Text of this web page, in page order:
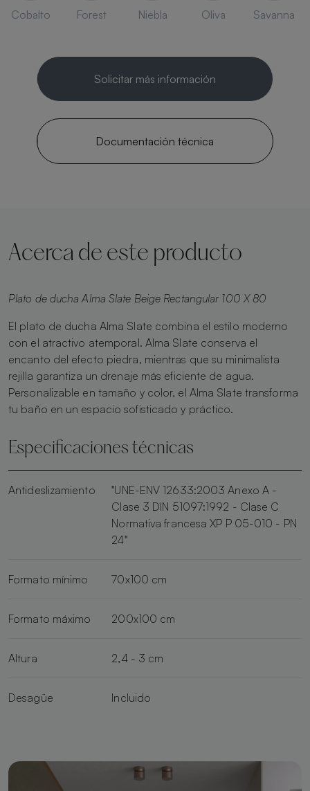
Cobalto Forest Niebla Oliva Savanna
Solicitar más información
Documentación técnica
Acerca de este producto
Plato de ducha Alma Slate Beige Rectangular 100 X 80
El plato de ducha Alma Slate combina el estilo moderno
con el atractivo atemporal. Alma Slate conserva el
encanto del efecto piedra, mientras que su minimalista
rejilla garantiza un drenaje más eficiente de agua.
Personalizable en tamaño y color, el Alma Slate transforma
tu baño en un espacio sofisticado y práctico.
Especificaciones técnicas
Antideslizamiento
"UNE-ENV 12633:2003 Anexo A -
Clase 3 DIN 51097:1992 - Clase C
Normativa francesa XP P 05-010 - PN
24"
Formato mínimo 70x100 cm
Formato máximo 200x100 cm
Altura 2,4 - 3 cm
Desagüe Incluido